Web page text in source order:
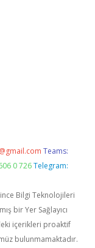
Teams:
0 726 Telegram:
Bilgi Teknolojileri
bir Yer Sağlayıcı
içerikleri proaktif
bulunmamaktadır.